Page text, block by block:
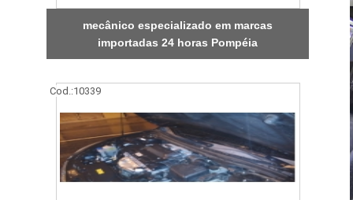
mecânico especializado em marcas
importadas 24 horas Pompéia
Cod.:10339